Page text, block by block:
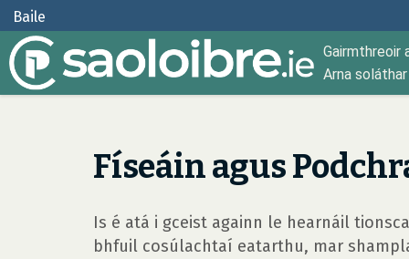
Baile
Gairmthreoir
Arna
Físeáin agus
Is é atá i gceist againn le hearnáil
bhfuil cosúlachtaí eatarthu, mar